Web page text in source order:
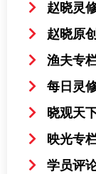
赵晓灵
赵晓原创
渔夫专
每日灵
晓观天
映光专
学员评